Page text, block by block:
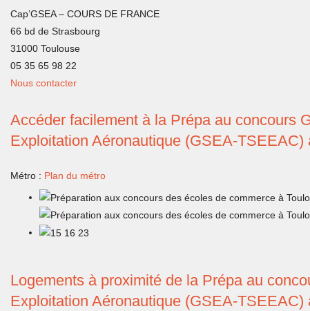
Cap’GSEA – COURS DE FRANCE
66 bd de Strasbourg
31000 Toulouse
05 35 65 98 22
Nous contacter
Accéder facilement à la Prépa au concours
Exploitation Aéronautique (GSEA-TSEEAC)
Métro : Plan du métro
Logements à proximité de la Prépa au
Exploitation Aéronautique (GSEA-TSEEAC)